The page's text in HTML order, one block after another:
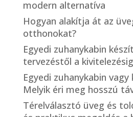
modern alternatíva
Hogyan alakítja át az
otthonokat?
Egyedi zuhanykabin
tervezéstől a kivitelezésig
Egyedi zuhanykabin vagy
Melyik éri meg hosszú
Térelválasztó üveg és